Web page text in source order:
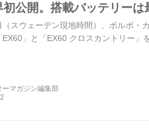
初公開。搭載バッテリー
スウェーデン現地時間）、ボルボ・
EX60」と「EX60 クロスカントリー」
ーマガジン編集部